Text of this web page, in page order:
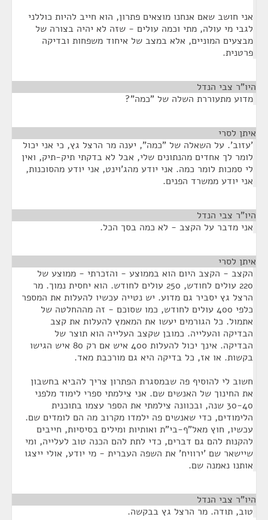
אני חושב שאם אנחנו מוצאים פתרון, הוא חייב להיות כוללני
לגבי מי עולה, מתי וכמה עולים - שזה לא יהיה בצורה של
מבצעים המוניים, אלא במצב של איחוד משפחות ובדיקה
פרטנית.
היו"ר צבי הנדל
מדוע מתעוררת השלה של "כמה"?
איתן לסרי
'עזוב'. על השאלה של "כמה", יענה מר הרצל גץ, כי אני יכול
לומר לך אחדים מהנתונים שלי, אבל לא בדקתי תיק-תיק, ואין
לי סמכות לומר כמה. אני יודע מהג'וינט, אני יודע מהסוכנות,
אני יודע ממשרד הפנים.
היו"ר צבי הנדל
אני מדבר על הקצב - לא כמה בסך הכל.
איתן לסרי
הקצב - הקצב היום הוא בממוצע - והזכרתי - ממוצע של
220 עולים לחודש, 250 עולים לחודש. הוא יחסית נמוך. מר
הרצל גץ יסביר גם מדוע. יש נטייה עכשיו להעלות את המספר
כלפי 400 עולים לחודש, כמו שסוכם - זה מההחלטה של
אתמול. כל הגורמים יעשו את המאמץ להעלות את קצב
הבדיקה והעלייה. כמובן שקצב העלייה הוא תוצר של
הבדיקה. אינך יכול להעלות 400 איש אם רק 80 איש הגישו
בקשות. או אז, כל בדיקה היא גם מורכבת מאד.
חשוב לי להוסיף פה שבמסגרת הפתרון צריך להביא בחשבון
את החינוך של האנשים שם. אני צילמתי ספרי לימוד מלפני
30-40 שנה, ובכוונה צילמתי את הספר עצמו בתוכנית
הלימודים, כדי שאנשים פה ילמדו מקרוב מה הם לומדים שם.
עכשיו, חוץ מאל"ף-בי"ת ואותיות ומילים בסיסיות, חייבים
להקנות להם גם דברים, כדי לתת להם הכנה טוב לעלייה, ומי
שיישאר שם 'ירוויח' את השפה העברית - מי יודע, אולי ייצגו
אותנו נאמנה שם.
היו"ר צבי הנדל
טוב, תודה. מר הרצל גץ בבקשה.